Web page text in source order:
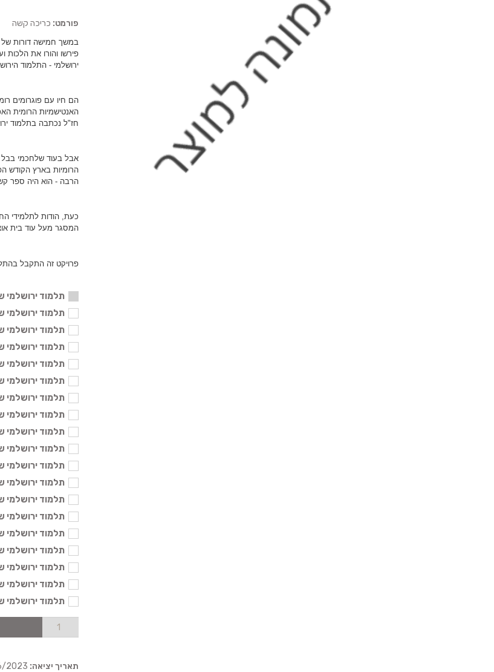
פורמט: כריכה קשה
במשך חמישה דורות של
פירשו והורו את הלכות
ירושלמי - התלמוד
הם חיו עם פוגרומים
האנטישמיות הרומית
חז"ל נכתבה בתלמוד
הרומיות בארץ הקודש
הרבה - הוא היה ספר
כעת, הודות לתלמידי
המסגר מעל עוד בית
פרויקט זה התקבל
תלמוד ירושלמי
תלמוד ירושלמי
תלמוד ירושלמי
תלמוד ירושלמי
תלמוד ירושלמי
תלמוד ירושלמי
תלמוד ירושלמי
תלמוד ירושלמי
תלמוד ירושלמי
תלמוד ירושלמי
תלמוד ירושלמי
תלמוד ירושלמי
תלמוד ירושלמי
תלמוד ירושלמי
תלמוד ירושלמי
תלמוד ירושלמי
תלמוד ירושלמי
תלמוד ירושלמי
תלמוד ירושלמי
תאריך יציאה: